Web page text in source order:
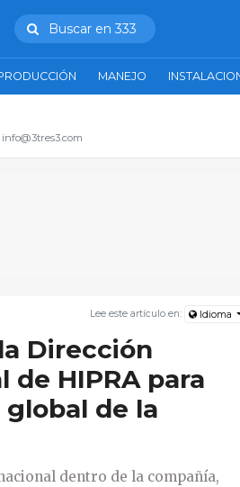
Buscar en 333
MANEJO
Lee este artículo en: Idioma
Dirección
de HIPRA para
de la
dentro de la compañía,